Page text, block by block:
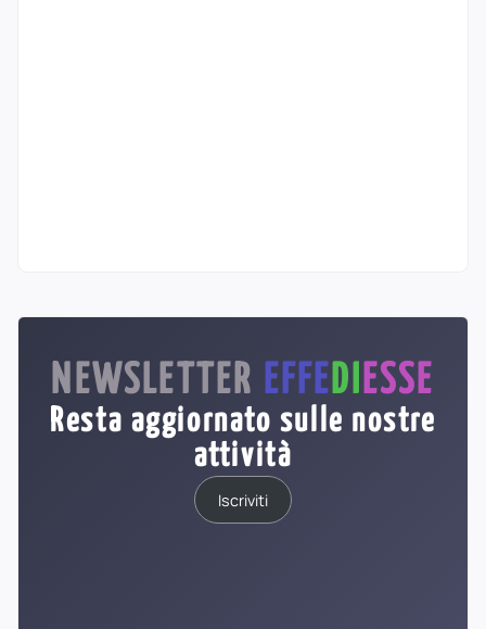
NEWSLETTER EFFE DI ESSE
Resta aggiornato sulle nostre
attività
Iscriviti